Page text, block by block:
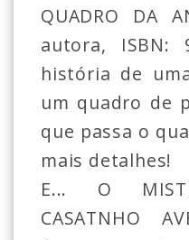
QUADRO DA
autora, ISBN:
história de
um quadro de
que passa o
mais detalhes!
E... O
CASATNHO